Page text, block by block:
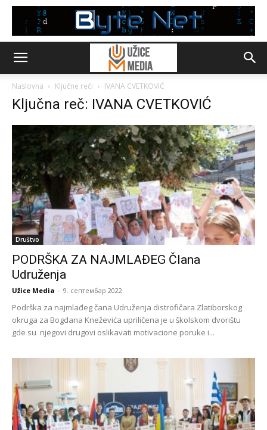
Naslovna Ključne reči IVANA CVETKOVIĆ
Ključna reč: IVANA CVETKOVIĆ
Društvo
PODRŠKA ZA NAJMLAĐEG Člana
Udruženja
Užice Media - 9. септембар 2022.
Podrška za najmlađeg čana Udruženja distrofičara Zlatiborskog
okruga za Bogdana Kneževića upriličena je u školskom dvorištu
gde su njegovi drugovi oslikavati motivacione poruke i...